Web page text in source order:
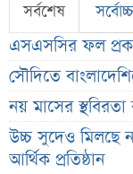
সর্বশেষ
এসএসসির ফল
সৌদিতে
নয় মাসের
উচ্চ সুদেও মিলছে
আর্থিক প্রতিষ্ঠান